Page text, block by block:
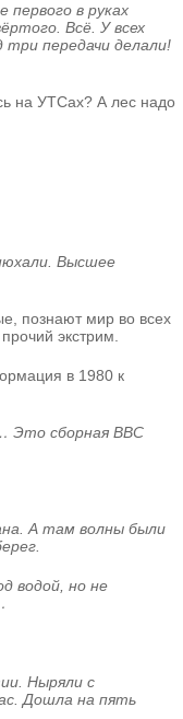
в руках
Всё. У всех
передачи делали!
на УТСах? А лес надо
Высшее
познают мир во всех
экстрим.
в 1980 к
Это сборная ВВС
А там волны были
водой, но не
Ныряли с
Дошла на пять